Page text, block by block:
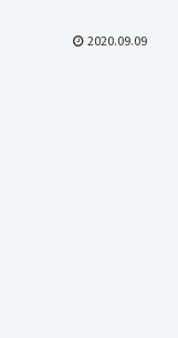
2020.09.09